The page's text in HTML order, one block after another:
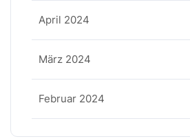
April 2024
März 2024
Februar 2024